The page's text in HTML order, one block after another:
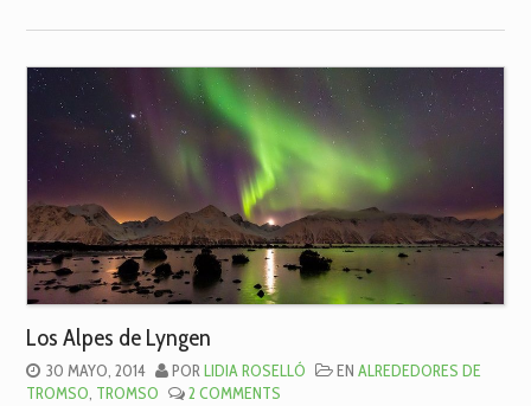
Los Alpes de Lyngen
30 MAYO, 2014 PORLIDIA ROSELLÓ ENALREDEDORES DE
TROMSO, TROMSO 2 COMMENTS